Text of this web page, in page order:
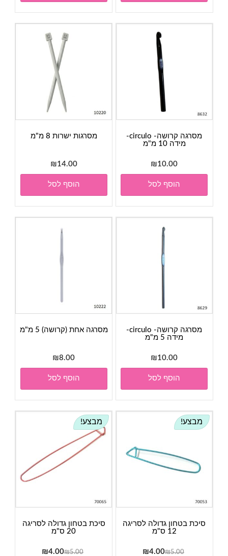
מסרגות ישרות 8 מ"מ
₪14.00
הוסף לסל
מסרגה קרושה- circulo-
מידה 10 מ"מ
₪10.00
הוסף לסל
מסרגה אחת (קרושה) 5 מ"מ
₪8.00
הוסף לסל
מסרגה קרושה- circulo-
מידה 5 מ"מ
₪10.00
הוסף לסל
מבצע!
סיכת בטחון גדולה לסריגה
20 ס"מ
₪5.00
המחיר
₪4.00
המחיר
מבצע!
סיכת בטחון גדולה לסריגה
12 ס"מ
₪5.00
המחיר
₪4.00